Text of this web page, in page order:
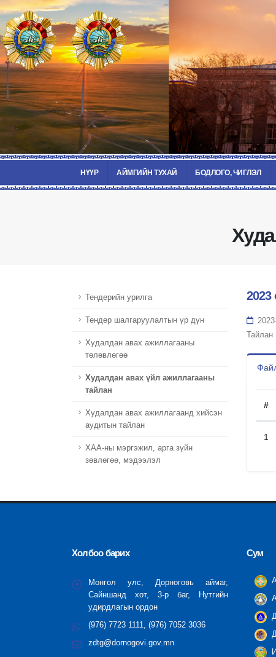
НҮҮР АЙМГИЙН ТУХАЙ БОДЛОГО, ЧИГЛЭЛ
Тендерийн урилга
Тендер шалгаруулалтын үр дүн
Худалдан авах ажиллагааны
төлөвлөгөө
Худалдан авах үйл ажиллагааны
тайлан
Худалдан авах ажиллагаанд хийсэн
аудитын тайлан
ХАА-ны мэргэжил, арга зүйн
зөвлөгөө, мэдээлэл
2023
Тайлан
#
1
Холбоо барих
Монгол улс, Дорноговь аймаг,
Сайншанд хот, 3-р баг, Нутгийн
удирдлагын ордон
(976) 7723 1111, (976) 7052 3036
zdtg@dornogovi.gov.mn
Сум